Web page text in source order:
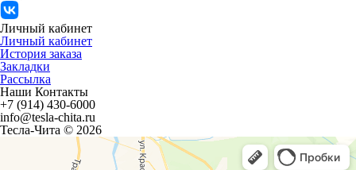
Личный кабинет
Личный кабинет
История заказа
Закладки
Рассылка
Наши Контакты
+7 (914) 430-6000
info@tesla-chita.ru
Тесла-Чита © 2026